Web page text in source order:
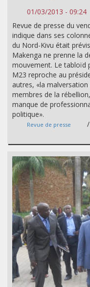
01/03/2013 - 09:24
Revue de presse du
indique dans ses
du Nord-Kivu était
Makenga ne prenne la
mouvement. Le tabloïd
M23 reproche au
autres, «la
membres de la
manque de
politique».
Revue de presse /